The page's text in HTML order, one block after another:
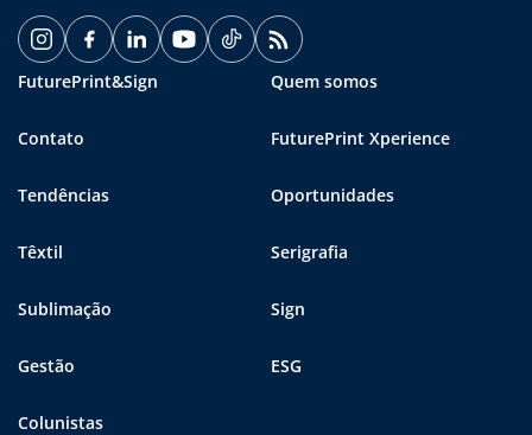
FuturePrint&Sign Quem somos
Contato FuturePrint Xperience
Tendências Oportunidades
Têxtil Serigrafia
Sublimação Sign
Gestão ESG
Colunistas